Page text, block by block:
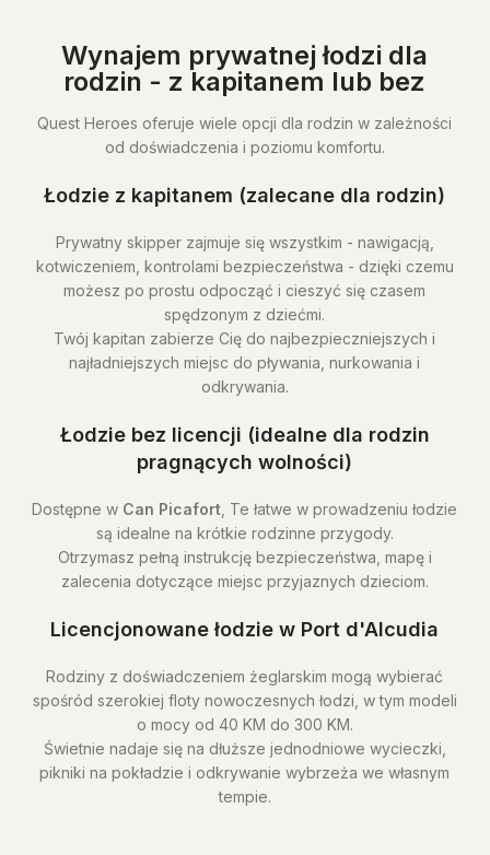
Wynajem prywatnej łodzi dla
rodzin - z kapitanem lub bez
Quest Heroes oferuje wiele opcji dla rodzin w zależności
od doświadczenia i poziomu komfortu.
Łodzie z kapitanem (zalecane dla rodzin)
Prywatny skipper zajmuje się wszystkim - nawigacją,
kotwiczeniem, kontrolami bezpieczeństwa - dzięki czemu
możesz po prostu odpocząć i cieszyć się czasem
spędzonym z dziećmi.
Twój kapitan zabierze Cię do najbezpieczniejszych i
najładniejszych miejsc do pływania, nurkowania i
odkrywania.
Łodzie bez licencji (idealne dla rodzin
pragnących wolności)
Dostępne w Can Picafort , Te łatwe w prowadzeniu łodzie
są idealne na krótkie rodzinne przygody.
Otrzymasz pełną instrukcję bezpieczeństwa, mapę i
zalecenia dotyczące miejsc przyjaznych dzieciom.
Licencjonowane łodzie w Port d'Alcudia
Rodziny z doświadczeniem żeglarskim mogą wybierać
spośród szerokiej floty nowoczesnych łodzi, w tym modeli
o mocy od 40 KM do 300 KM.
Świetnie nadaje się na dłuższe jednodniowe wycieczki,
pikniki na pokładzie i odkrywanie wybrzeża we własnym
tempie.